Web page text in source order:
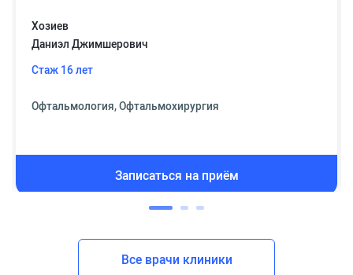
Хозиев
Даниэл Джимшерович
Стаж 16 лет
Офтальмология, Офтальмохирургия
Записаться на приём
Все врачи клиники